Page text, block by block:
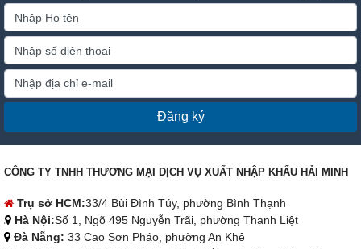
Đăng ký
CÔNG TY TNHH THƯƠNG MẠI DỊCH VỤ XUẤT NHẬP KHẨU HẢI MINH
Trụ sở HCM:33/4 Bùi Đình Túy, phường Bình Thạnh
Hà Nội:Số 1, Ngõ 495 Nguyễn Trãi, phường Thanh Liệt
Đà Nẵng: 33 Cao Sơn Pháo, phường An Khê